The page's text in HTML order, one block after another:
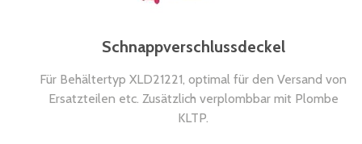
Schnappverschlussdeckel
Für Behältertyp XLD21221, optimal für den Versand von
Ersatzteilen etc. Zusätzlich verplombbar mit Plombe
KLTP.